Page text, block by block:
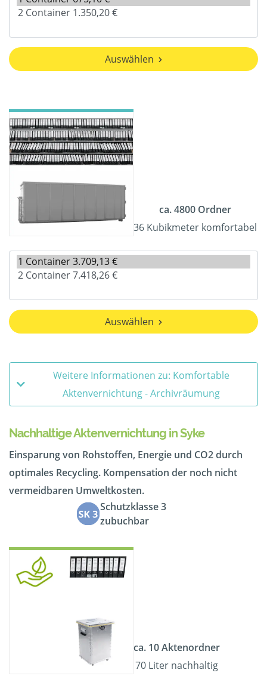
Auswählen
ca. 4800 Ordner
36 Kubikmeter komfortabel
Auswählen
Weitere Informationen zu: Komfortable
Aktenvernichtung - Archivräumung
Nachhaltige Aktenvernichtung in Syke
Einsparung von Rohstoffen, Energie und CO2 durch
optimales Recycling. Kompensation der noch nicht
vermeidbaren Umweltkosten.
Schutzklasse 3
zubuchbar
ca. 10 Aktenordner
70 Liter nachhaltig